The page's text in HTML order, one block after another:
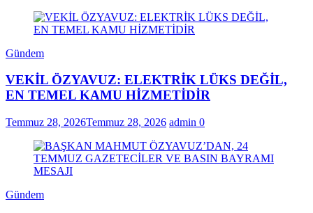
Gündem
VEKİL ÖZYAVUZ: ELEKTRİK LÜKS DEĞİL,
EN TEMEL KAMU HİZMETİDİR
Temmuz 28, 2026Temmuz 28, 2026 admin 0
Gündem